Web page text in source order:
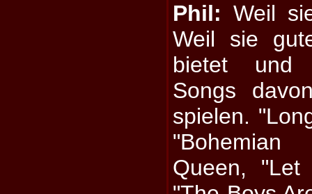
Phil: Weil
Weil sie
bietet und
Songs
spielen.
Queen,